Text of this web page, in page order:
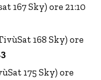
167 Sky) ore 21:10
168 Sky) ore
175 Sky) ore